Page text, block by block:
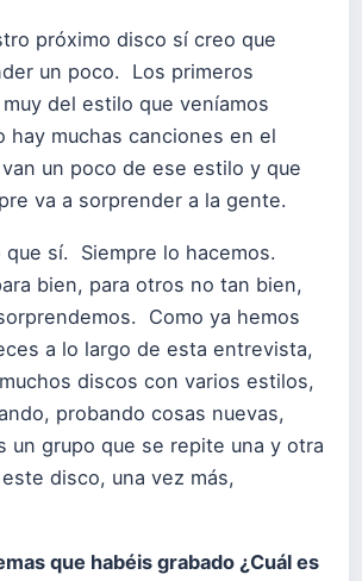
próximo disco sí creo que
un poco. Los primeros
del estilo que veníamos
hay muchas canciones en el
un poco de ese estilo y que
va a sorprender a la gente.
sí. Siempre lo hacemos.
bien, para otros no tan bien,
Como ya hemos
a lo largo de esta entrevista,
discos con varios estilos,
probando cosas nuevas,
un grupo que se repite una y otra
disco, una vez más,
que habéis grabado ¿Cuál es